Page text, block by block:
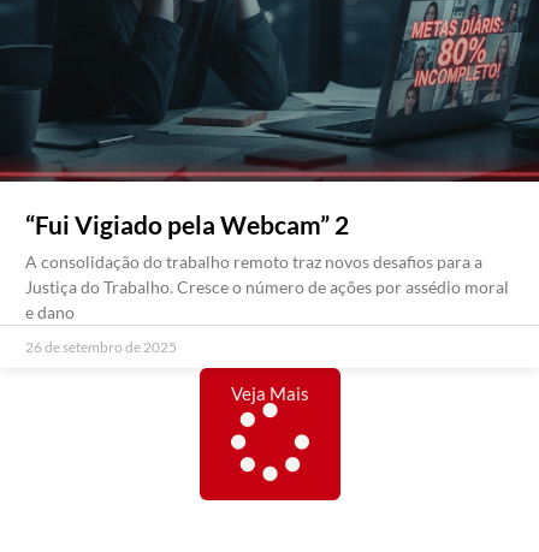
“Fui Vigiado pela Webcam” 2
A consolidação do trabalho remoto traz novos desafios para a
Justiça do Trabalho. Cresce o número de ações por assédio moral
e dano
26 de setembro de 2025
Veja Mais